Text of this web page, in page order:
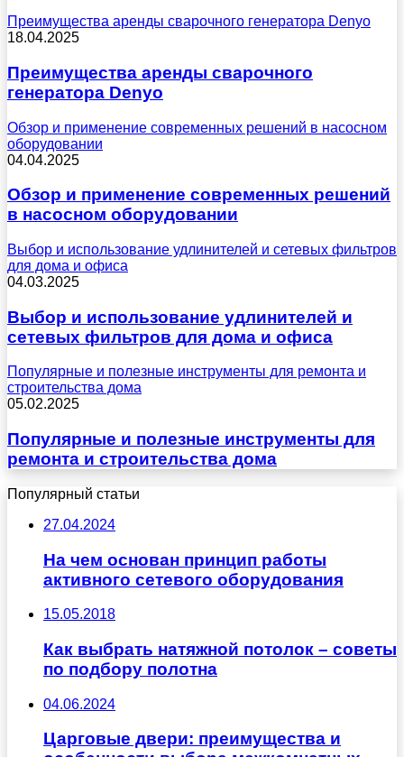
Преимущества аренды сварочного генератора Denyo
18.04.2025
Преимущества аренды сварочного
генератора Denyo
Обзор и применение современных решений в насосном
оборудовании
04.04.2025
Обзор и применение современных решений
в насосном оборудовании
Выбор и использование удлинителей и сетевых фильтров
для дома и офиса
04.03.2025
Выбор и использование удлинителей и
сетевых фильтров для дома и офиса
Популярные и полезные инструменты для ремонта и
строительства дома
05.02.2025
Популярные и полезные инструменты для
ремонта и строительства дома
Популярный статьи
27.04.2024
На чем основан принцип работы
активного сетевого оборудования
15.05.2018
Как выбрать натяжной потолок – советы
по подбору полотна
04.06.2024
Царговые двери: преимущества и